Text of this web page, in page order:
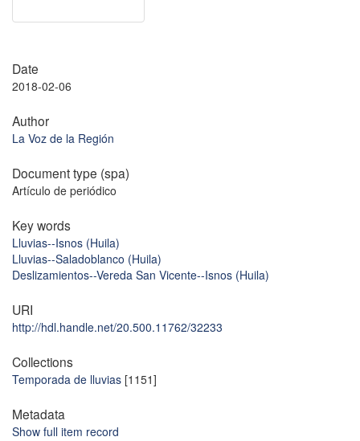
Date
2018-02-06
Author
La Voz de la Región
Document type (spa)
Artículo de periódico
Key words
Lluvias--Isnos (Huila)
Lluvias--Saladoblanco (Huila)
Deslizamientos--Vereda San Vicente--Isnos (Huila)
URI
http://hdl.handle.net/20.500.11762/32233
Collections
Temporada de lluvias [1151]
Metadata
Show full item record